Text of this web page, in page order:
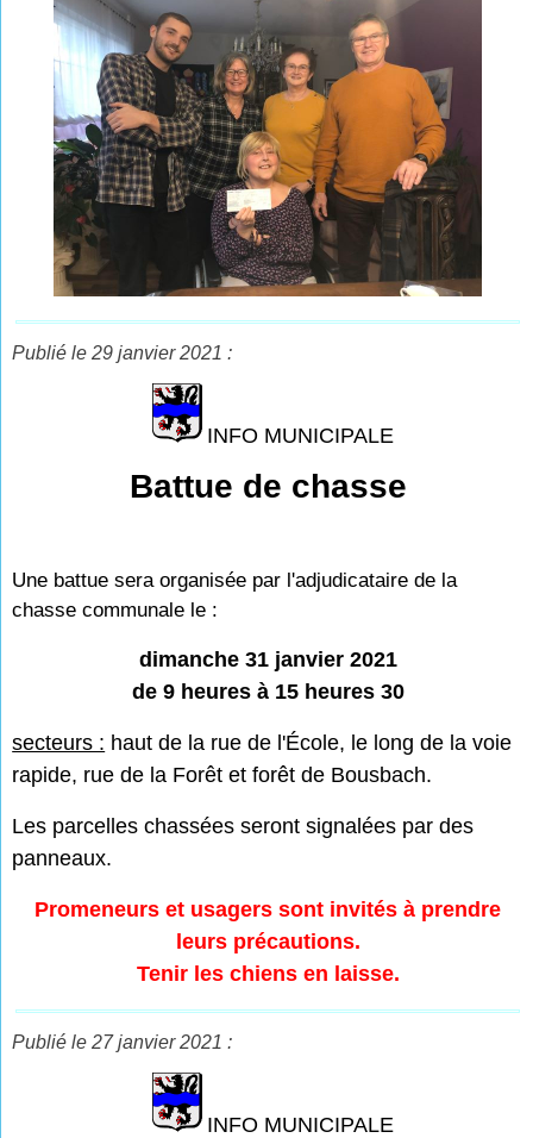
Publié le 29 janvier 2021 :
INFO MUNICIPALE
Battue de chasse
Une battue sera organisée par l'adjudicataire de la
chasse communale le :
dimanche 31 janvier 2021
de 9 heures à 15 heures 30
secteurs : haut de la rue de l'École, le long de la voie
rapide, rue de la Forêt et forêt de Bousbach.
Les parcelles chassées seront signalées par des
panneaux.
Promeneurs et usagers sont invités à prendre
leurs précautions.
Tenir les chiens en laisse.
Publié le 27 janvier 2021 :
INFO MUNICIPALE